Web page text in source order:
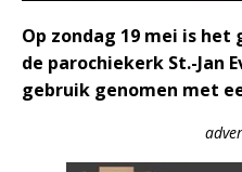
Op zondag 19 mei is
de parochiekerk St.-Jan
gebruik genomen met